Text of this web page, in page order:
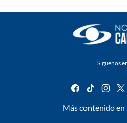
Síguenos
facebook
tiktok
Más contenido en